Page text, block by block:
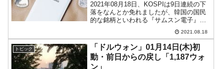
2021年08月18日、KOSPIは9日連続の下
落をなんとか免れましたが、韓国の国民
的な銘柄といわれる『サムスン電子』は
下落しました。アメリカ合衆国市場で半
導体製造大手『Micron（マイクロン）』
が反発したので『サムスン電子』の株価
も戻る...
2021.08.18
トピック
「ドルウォン」01月14日(木)初
動・前日からの戻し「1,187ウォ
ン」